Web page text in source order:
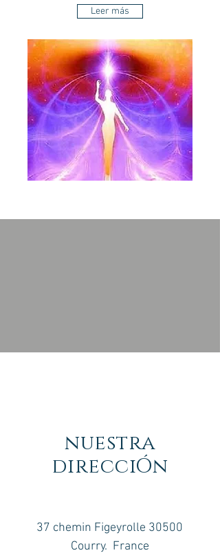
Leer más
nuestra
direcciÓn
37 chemin Figeyrolle 30500
Courry. France